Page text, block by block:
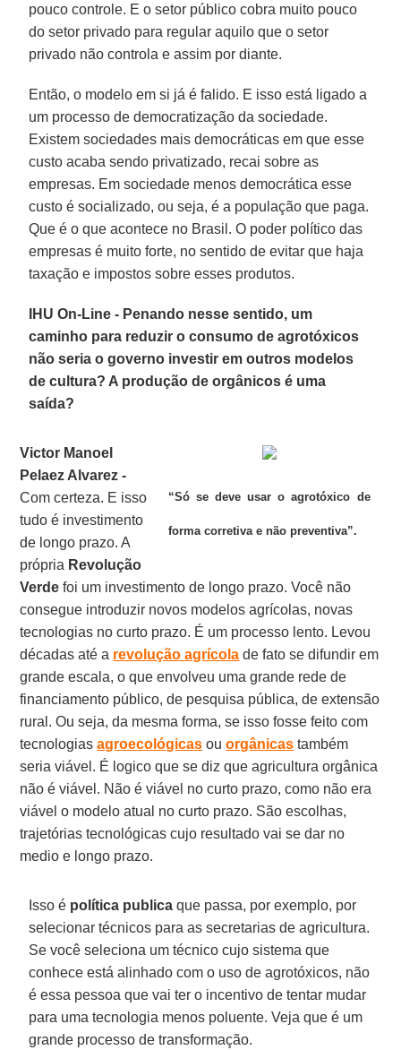
pouco controle. E o setor público cobra muito pouco
do setor privado para regular aquilo que o setor
privado não controla e assim por diante.
Então, o modelo em si já é falido. E isso está ligado a
um processo de democratização da sociedade.
Existem sociedades mais democráticas em que esse
custo acaba sendo privatizado, recai sobre as
empresas. Em sociedade menos democrática esse
custo é socializado, ou seja, é a população que paga.
Que é o que acontece no Brasil. O poder político das
empresas é muito forte, no sentido de evitar que haja
taxação e impostos sobre esses produtos.
IHU On-Line - Penando nesse sentido, um
caminho para reduzir o consumo de agrotóxicos
não seria o governo investir em outros modelos
de cultura? A produção de orgânicos é uma
saída?
“Só se deve usar o agrotóxico de
forma corretiva e não preventiva”.
Victor Manoel
Pelaez Alvarez -
Com certeza. E isso
tudo é investimento
de longo prazo. A
própria Revolução
Verde foi um investimento de longo prazo. Você não
consegue introduzir novos modelos agrícolas, novas
tecnologias no curto prazo. É um processo lento. Levou
décadas até a revolução agrícola de fato se difundir em
grande escala, o que envolveu uma grande rede de
financiamento público, de pesquisa pública, de extensão
rural. Ou seja, da mesma forma, se isso fosse feito com
tecnologiasagroecológicas ouorgânicas também
seria viável. É logico que se diz que agricultura orgânica
não é viável. Não é viável no curto prazo, como não era
viável o modelo atual no curto prazo. São escolhas,
trajetórias tecnológicas cujo resultado vai se dar no
medio e longo prazo.
Isso é política publica que passa, por exemplo, por
selecionar técnicos para as secretarias de agricultura.
Se você seleciona um técnico cujo sistema que
conhece está alinhado com o uso de agrotóxicos, não
é essa pessoa que vai ter o incentivo de tentar mudar
para uma tecnologia menos poluente. Veja que é um
grande processo de transformação.